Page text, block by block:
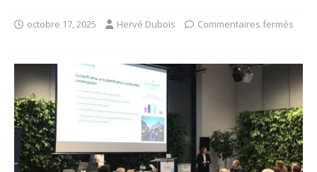
octobre 17, 2025 Hervé Dubois Commentaires fermés